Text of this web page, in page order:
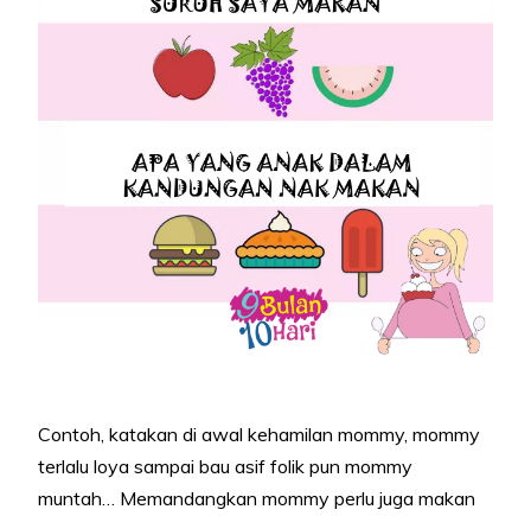
Contoh, katakan di awal kehamilan mommy, mommy
terlalu loya sampai bau asif folik pun mommy
muntah… Memandangkan mommy perlu juga makan